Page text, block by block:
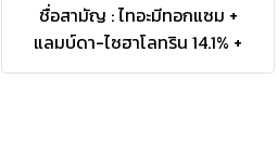
ชื่อสามัญ : ไทอะมีทอกแซม +
แลมบ์ดา-ไซฮาโลทริน 14.1% +
10.6% ZC